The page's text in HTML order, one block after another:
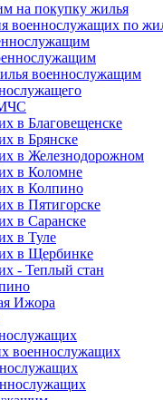
на покупку жилья
военнослужащих по
военнослужащим
в Благовещенске
в Брянске
в Железнодорожном
в Коломне
в Колпино
в Пятигорске
в Саранске
в Туле
в Щербинке
- Теплый стан
Ижора
военнослужащих